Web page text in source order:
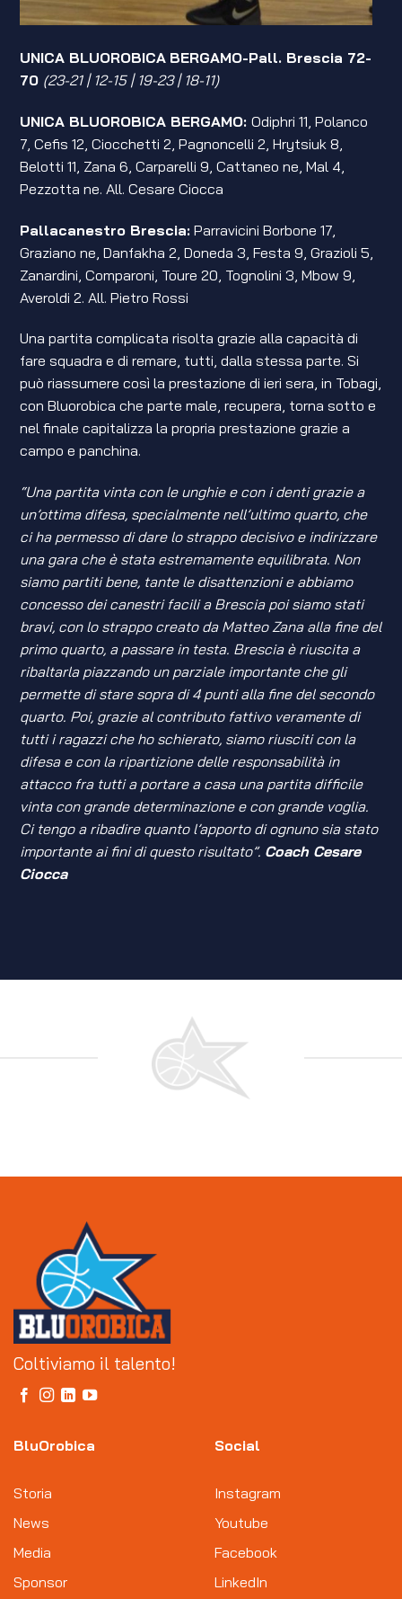
UNICA BLUOROBICA BERGAMO-Pall. Brescia 72-
70 (23-21 | 12-15 | 19-23 | 18-11)
UNICA BLUOROBICA BERGAMO:Odiphri 11, Polanco
7, Cefis 12, Ciocchetti 2, Pagnoncelli 2, Hrytsiuk 8,
Belotti 11, Zana 6, Carparelli 9, Cattaneo ne, Mal 4,
Pezzotta ne. All. Cesare Ciocca
Pallacanestro Brescia: Parravicini Borbone 17,
Graziano ne, Danfakha 2, Doneda 3, Festa 9, Grazioli 5,
Zanardini, Comparoni, Toure 20, Tognolini 3, Mbow 9,
Averoldi 2. All. Pietro Rossi
Una partita complicata risolta grazie alla capacità di
fare squadra e di remare, tutti, dalla stessa parte. Si
può riassumere così la prestazione di ieri sera, in Tobagi,
con Bluorobica che parte male, recupera, torna sotto e
nel finale capitalizza la propria prestazione grazie a
campo e panchina.
“Una partita vinta con le unghie e con i denti grazie a
un’ottima difesa, specialmente nell’ultimo quarto, che
ci ha permesso di dare lo strappo decisivo e indirizzare
una gara che è stata estremamente equilibrata. Non
siamo partiti bene, tante le disattenzioni e abbiamo
concesso dei canestri facili a Brescia poi siamo stati
bravi, con lo strappo creato da Matteo Zana alla fine del
primo quarto, a passare in testa. Brescia è riuscita a
ribaltarla piazzando un parziale importante che gli
permette di stare sopra di 4 punti alla fine del secondo
quarto. Poi, grazie al contributo fattivo veramente di
tutti i ragazzi che ho schierato, siamo riusciti con la
difesa e con la ripartizione delle responsabilità in
attacco fra tutti a portare a casa una partita difficile
vinta con grande determinazione e con grande voglia.
Ci tengo a ribadire quanto l’apporto di ognuno sia stato
importante ai fini di questo risultato”. Coach Cesare
Ciocca
Coltiviamo il talento!
BluOrobica
Storia
News
Media
Sponsor
Social
Instagram
Youtube
Facebook
LinkedIn